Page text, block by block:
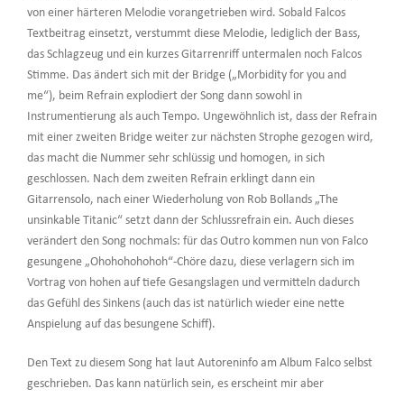
von einer härteren Melodie vorangetrieben wird. Sobald Falcos
Textbeitrag einsetzt, verstummt diese Melodie, lediglich der Bass,
das Schlagzeug und ein kurzes Gitarrenriff untermalen noch Falcos
Stimme. Das ändert sich mit der Bridge („Morbidity for you and
me“), beim Refrain explodiert der Song dann sowohl in
Instrumentierung als auch Tempo. Ungewöhnlich ist, dass der Refrain
mit einer zweiten Bridge weiter zur nächsten Strophe gezogen wird,
das macht die Nummer sehr schlüssig und homogen, in sich
geschlossen. Nach dem zweiten Refrain erklingt dann ein
Gitarrensolo, nach einer Wiederholung von Rob Bollands „The
unsinkable Titanic“ setzt dann der Schlussrefrain ein. Auch dieses
verändert den Song nochmals: für das Outro kommen nun von Falco
gesungene „Ohohohohohoh“-Chöre dazu, diese verlagern sich im
Vortrag von hohen auf tiefe Gesangslagen und vermitteln dadurch
das Gefühl des Sinkens (auch das ist natürlich wieder eine nette
Anspielung auf das besungene Schiff).
Den Text zu diesem Song hat laut Autoreninfo am Album Falco selbst
geschrieben. Das kann natürlich sein, es erscheint mir aber